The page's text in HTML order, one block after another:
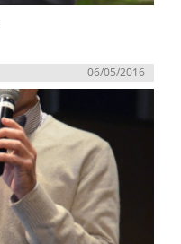
06/05/2016